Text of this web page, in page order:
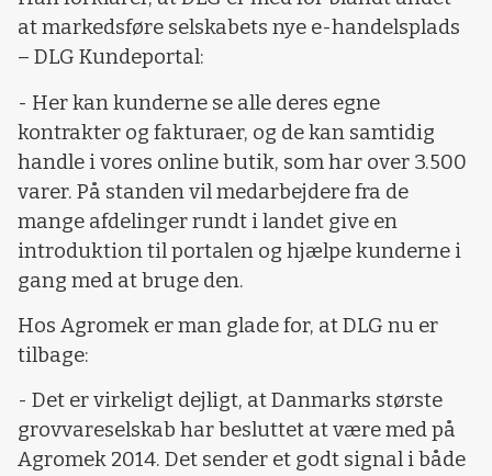
at markedsføre selskabets nye e-handelsplads
– DLG Kundeportal:
- Her kan kunderne se alle deres egne
kontrakter og fakturaer, og de kan samtidig
handle i vores online butik, som har over 3.500
varer. På standen vil medarbejdere fra de
mange afdelinger rundt i landet give en
introduktion til portalen og hjælpe kunderne i
gang med at bruge den.
Hos Agromek er man glade for, at DLG nu er
tilbage:
- Det er virkeligt dejligt, at Danmarks største
grovvareselskab har besluttet at være med på
Agromek 2014. Det sender et godt signal i både